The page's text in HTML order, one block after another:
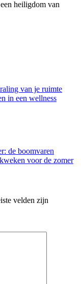
heiligdom van
van je ruimte
in een wellness
de boomvaren
voor de zomer
velden zijn